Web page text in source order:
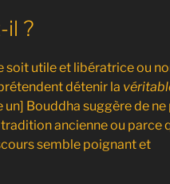
il ?
soit utile et libératrice ou
détenir la
Bouddha suggère de ne
ancienne ou parce
semble poignant et